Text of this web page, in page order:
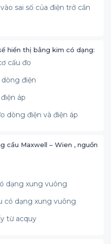
sai số của điện trở cần
hiển thị bằng kim có dạng:
cấu đo
điện
áp
dòng điện và điện áp
cầu Maxwell – Wien , nguồn
dạng xung vuông
có dạng xung vuông
từ acquy